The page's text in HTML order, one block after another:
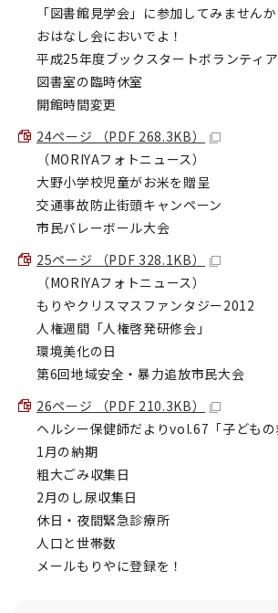
「図書館見学会」に参加してみませんか
おはなし会においでよ！
平成25年度ブックスタートボランティ
図書室の臨時休室
開館時間変更
24ページ （PDF 268.3KB）
（MORIYAフォトニュース）
大野小学校児童がお米を贈呈
交通事故防止街頭キャンペーン
市民バレーボール大会
25ページ （PDF 328.1KB）
（MORIYAフォトニュース）
もりやクリスマスファンタジー2012
人権週間「人権啓発研修会」
環境美化の日
第6回地域安全・暴力追放市民大会
26ページ （PDF 210.3KB）
ヘルシー保健師だよりvol.67「子ども
1月の納期
粗大ごみ収集日
2月のし尿収集日
休日・夜間緊急診療所
人口と世帯数
メールもりやに登録を！